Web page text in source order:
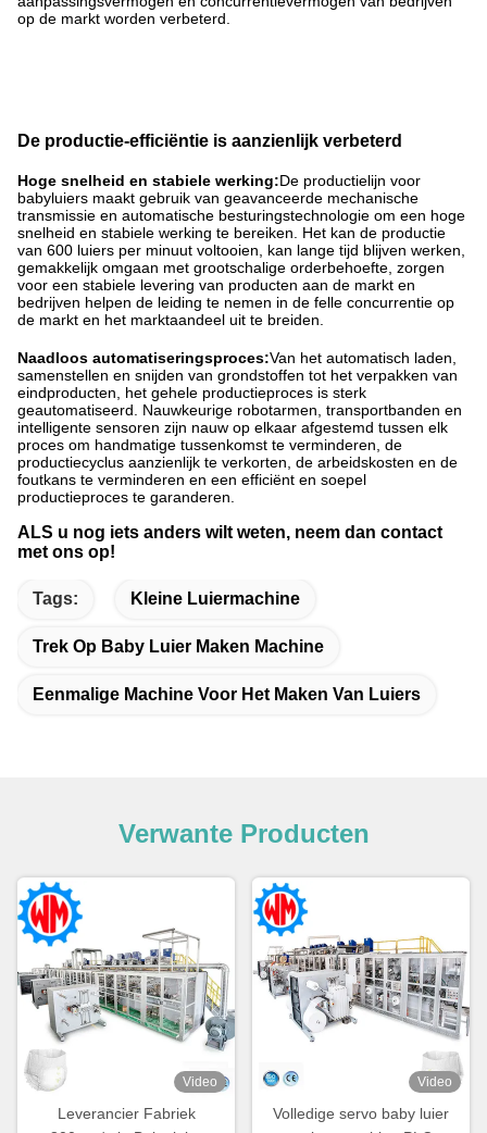
op de markt worden verbeterd.
De productie-efficiëntie is aanzienlijk verbeterd
Hoge snelheid en stabiele werking:De productielijn voor
babyluiers maakt gebruik van geavanceerde mechanische
transmissie en automatische besturingstechnologie om een hoge
snelheid en stabiele werking te bereiken. Het kan de productie
van 600 luiers per minuut voltooien, kan lange tijd blijven werken,
gemakkelijk omgaan met grootschalige orderbehoefte, zorgen
voor een stabiele levering van producten aan de markt en
bedrijven helpen de leiding te nemen in de felle concurrentie op
de markt en het marktaandeel uit te breiden. ​
Naadloos automatiseringsproces:Van het automatisch laden,
samenstellen en snijden van grondstoffen tot het verpakken van
eindproducten, het gehele productieproces is sterk
geautomatiseerd. Nauwkeurige robotarmen, transportbanden en
intelligente sensoren zijn nauw op elkaar afgestemd tussen elk
proces om handmatige tussenkomst te verminderen, de
productiecyclus aanzienlijk te verkorten, de arbeidskosten en de
foutkans te verminderen en een efficiënt en soepel
productieproces te garanderen.
ALS u nog iets anders wilt weten, neem dan contact
met ons op!
Tags: Kleine Luiermachine
Trek Op Baby Luier Maken Machine
Eenmalige Machine Voor Het Maken Van Luiers
Verwante Producten
Video
Leverancier Fabriek
Video
Volledige servo baby luier